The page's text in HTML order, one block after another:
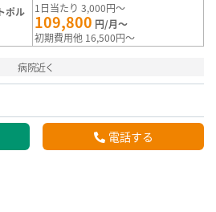
ポル
1日当たり 3,000円～
109,800 円/月～
初期費用他 16,500円～
病院近く
電話する